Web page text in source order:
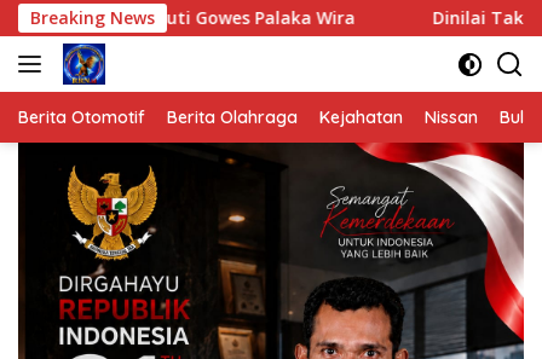
Langsung
ke
konten
Breaking News
Gowes Palaka Wira Dinilai Tak Mengindahkan
Berita Otomotif Berita Olahraga Kejahatan Nissan